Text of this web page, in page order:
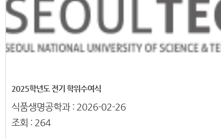
2025학년도 전기 학위수여식
식품생명공학과 : 2026-02-26
조회 : 264